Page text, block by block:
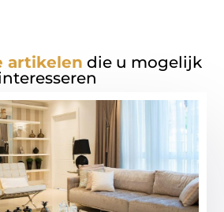
artikelen die u mogelijk